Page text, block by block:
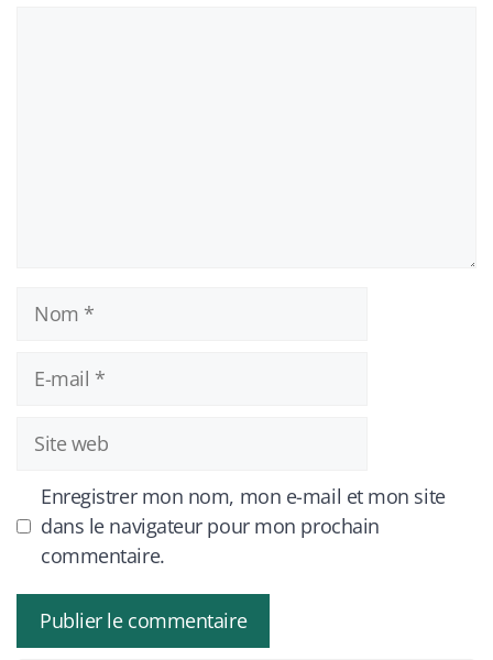
mail
Site
web
Enregistrer mon nom, mon e-mail et mon site
dans le navigateur pour mon prochain
commentaire.